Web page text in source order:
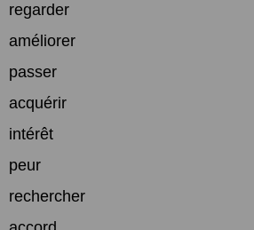
regarder
améliorer
passer
acquérir
intérêt
peur
rechercher